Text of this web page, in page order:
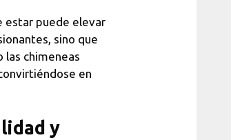
estar puede elevar
sino que
chimeneas
en
y